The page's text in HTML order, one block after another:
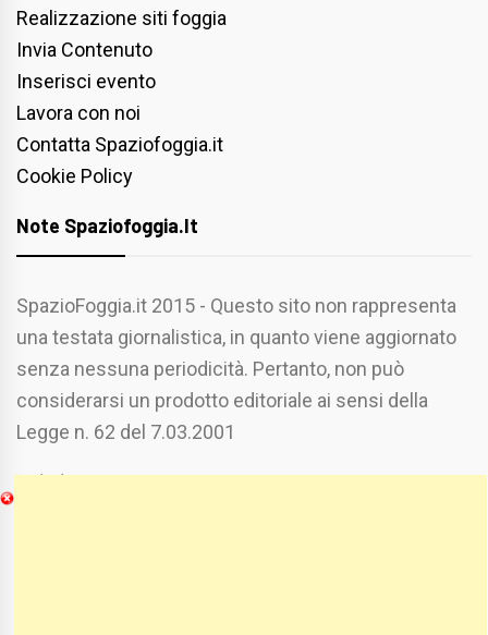
Realizzazione siti foggia
Invia Contenuto
Inserisci evento
Lavora con noi
Contatta Spaziofoggia.it
Cookie Policy
Note Spaziofoggia.it
SpazioFoggia.it 2015 - Questo sito non rappresenta
una testata giornalistica, in quanto viene aggiornato
senza nessuna periodicità. Pertanto, non può
considerarsi un prodotto editoriale ai sensi della
Legge n. 62 del 7.03.2001
Chi Siamo